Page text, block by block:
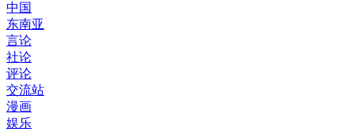
中国
东南亚
言论
社论
评论
交流站
漫画
娱乐